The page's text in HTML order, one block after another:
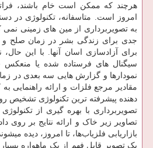
هرچند که ممکن است خام باشند،
امروز است. متاسفانه، تکنولوژی در
به تصویربرداری از مین های زمینی نمی
جدی برای زندگی بشر در زمان صلح
برای آزادسازی اسان آنها. با این
سیگنال های فرستاده شده یا
نمودارها و گزارش هایی سه بعدی در
مقادیر مرجع فلزات و ارائه راهنمایی
دهنده پیشرفته ترین تکنولوژی تشخیص
تصاویر زیر خاک و ارائه نتایج بر روی
بازاریابی فلزیاب‌ها، تا امروز، دیده
یک تصویر قابل فهم از یک ماهواره